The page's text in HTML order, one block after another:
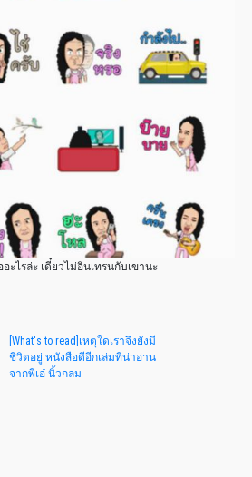
ะไรล่ะ เดี๋ยวไม่อินเทรนกับเขานะ
[What's to read]เหตุใดเราจึงยังมี
ชีวิตอยู่ หนังสือดีอีกเล่มที่น่าอ่าน
จากพี่เอ๋ นิ้วกลม